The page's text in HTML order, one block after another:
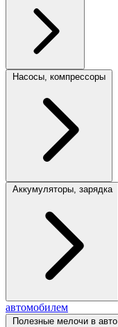
Насосы, компрессоры
Аккумуляторы, зарядка
автомобилем
Полезные мелочи в авто